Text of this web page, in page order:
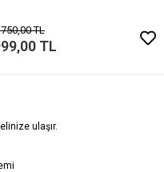
TL
TL
ulaşır.